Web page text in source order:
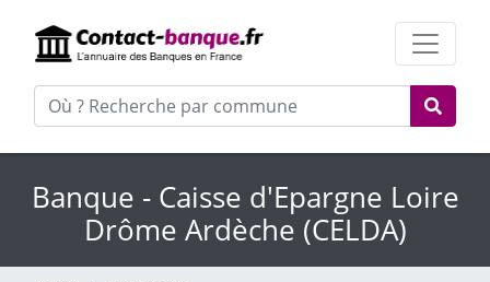
Banque - Caisse d'Epargne Loire
Drôme Ardèche (CELDA)